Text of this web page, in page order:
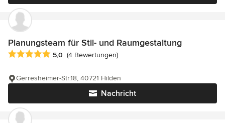
Planungsteam für Stil- und Raumgestaltung
Durchschnittliche Bewertung: 5 von 5 Sternen
5,0 (4 Bewertungen)
Nachricht
Gerresheimer-Str.18, 40721 Hilden